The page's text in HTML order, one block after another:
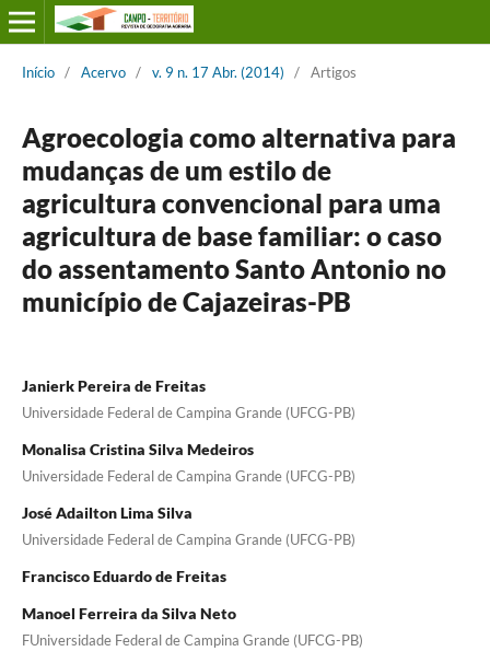
Início / Acervo / v. 9 n. 17 Abr. (2014) / Artigos
Agroecologia como alternativa para
mudanças de um estilo de
agricultura convencional para uma
agricultura de base familiar: o caso
do assentamento Santo Antonio no
município de Cajazeiras-PB
Janierk Pereira de Freitas
Universidade Federal de Campina Grande (UFCG-PB)
Monalisa Cristina Silva Medeiros
Universidade Federal de Campina Grande (UFCG-PB)
José Adailton Lima Silva
Universidade Federal de Campina Grande (UFCG-PB)
Francisco Eduardo de Freitas
Manoel Ferreira da Silva Neto
FUniversidade Federal de Campina Grande (UFCG-PB)